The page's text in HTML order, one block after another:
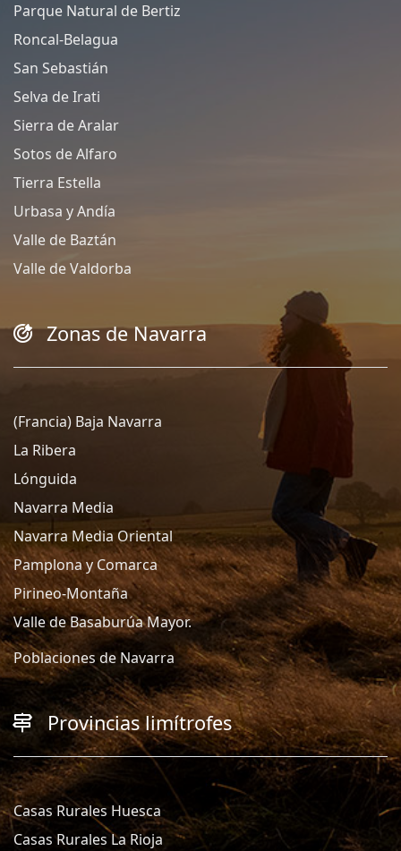
Parque Natural de Bertiz
Roncal-Belagua
San Sebastián
Selva de Irati
Sierra de Aralar
Sotos de Alfaro
Tierra Estella
Urbasa y Andía
Valle de Baztán
Valle de Valdorba
Zonas de Navarra
(Francia) Baja Navarra
La Ribera
Lónguida
Navarra Media
Navarra Media Oriental
Pamplona y Comarca
Pirineo-Montaña
Valle de Basaburúa Mayor.
Poblaciones de Navarra
Provincias limítrofes
Casas Rurales Huesca
Casas Rurales La Rioja